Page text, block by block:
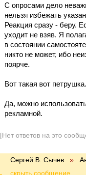
С опросами дело
нельзя избежать
Реакция сразу - беру.
уходит не взяв. Я
в состоянии
никто не может, ибо
поярче.
Вот такая вот
Да, можно
рекламной.
[Нет ответов на это
Сергей В. Сычев »